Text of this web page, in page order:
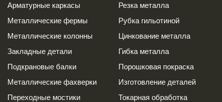
Арматурные каркасы
Металлические фермы
Металлические колонны
Закладные детали
Подкрановые балки
Металлические фахверки
Переходные мостики
Резка металла
Рубка гильотиной
Цинкование металла
Гибка металла
Порошковая покраска
Изготовление деталей
Токарная обработка